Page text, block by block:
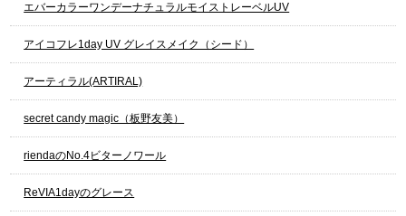
エバーカラーワンデーナチュラルモイストレーベルUV
アイコフレ1day UV グレイスメイク（シード）
アーティラル(ARTIRAL)
secret candy magic（板野友美）
riendaのNo.4ビターノワール
ReVIA1dayのグレース